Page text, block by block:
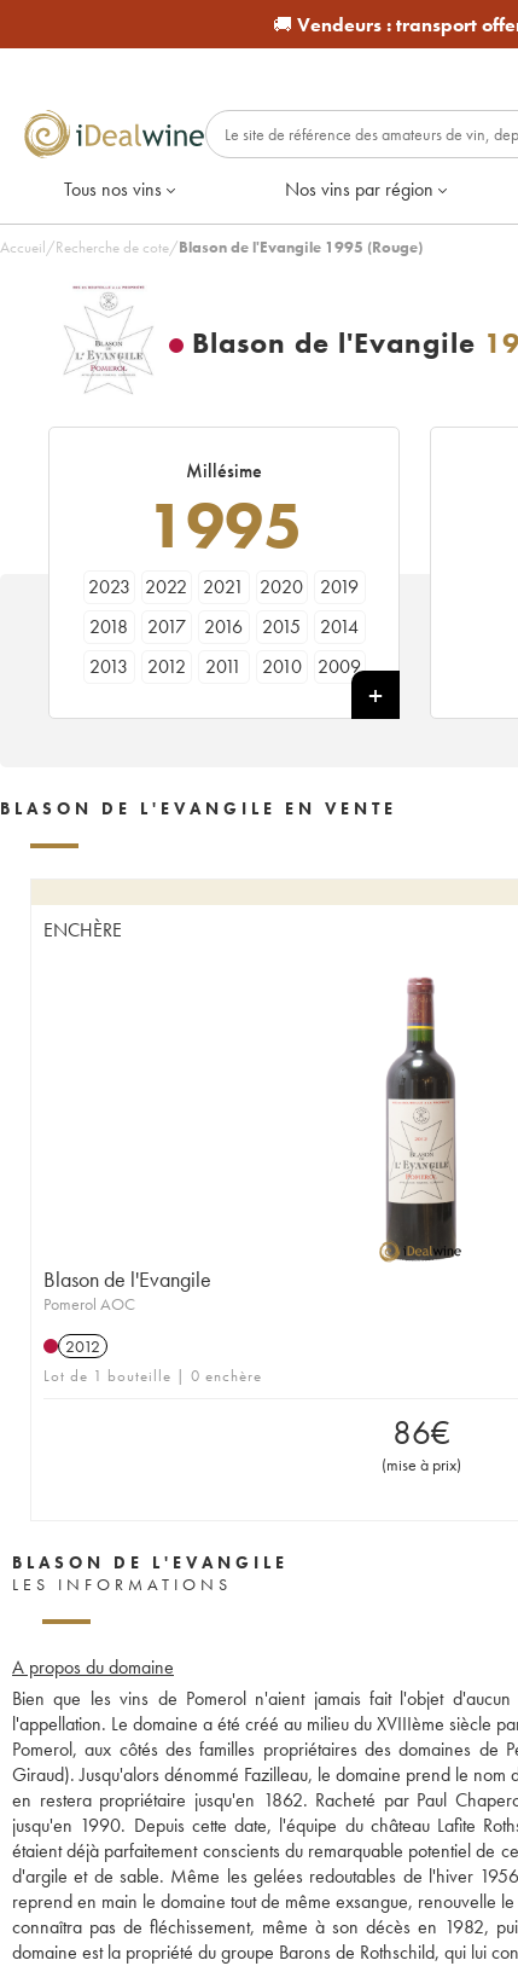
🚚 Vendeurs :transport
Tous nos vins Nos vins par région
Accueil/Recherche de cote/Blason de l'Evangile 1995 (Rouge)
Blason de l'Evangile
Millésime
1995
2023 2022 2021 2020
2019
2018
2017 2016 2015
2014
2013
2012 2011 2010
2009
BLASON DE L'EVANGILE EN VENTE
ENCHÈRE
Blason de l'Evangile
Pomerol AOC
2012
Lot de 1 bouteille | 0 enchère
86€
(mise à prix)
BLASON DE L'EVANGILE
LES INFORMATIONS
A propos du domaine
Bien que les vins de Pomerol n'aient jamais fait l'objet
l'appellation. Le domaine a été créé au milieu du XVIIIème siècle
Pomerol, aux côtés des familles propriétaires des domaines de
Giraud). Jusqu'alors dénommé Fazilleau, le domaine prend le
en restera propriétaire jusqu'en 1862. Racheté par Paul
jusqu'en 1990. Depuis cette date, l'équipe du château Lafite
étaient déjà parfaitement conscients du remarquable potentiel de
d'argile et de sable. Même les gelées redoutables de l'hiver
reprend en main le domaine tout de même exsangue, renouvelle
connaîtra pas de fléchissement, même à son décès en 1982,
domaine est la propriété du groupe Barons de Rothschild, qui lui